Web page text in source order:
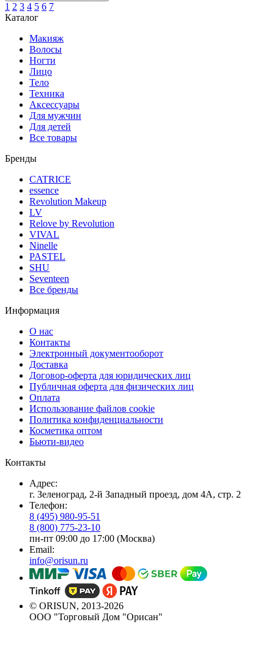
1 2 3 4 5 6 7
Каталог
Макияж
Волосы
Ногти
Лицо
Тело
Техника
Аксессуары
Для мужчин
Для детей
Все товары
Бренды
CATRICE
essence
Revolution Makeup
LV
Relove by Revolution
VIVAL
Ninelle
PASTEL
SHU
Seventeen
Все бренды
Информация
О нас
Контакты
Электронный документооборот
Доставка
Договор-оферта для юридических лиц
Публичная оферта для физических лиц
Оплата
Использование файлов cookie
Политика конфиденциальности
Косметика оптом
Бьюти-видео
Контакты
Адрес:
г. Зеленоград, 2-й Западный проезд, дом 4А, стр. 2
Телефон:
8 (495) 980-95-51
8 (800) 775-23-10
пн-пт 09:00 до 17:00 (Москва)
Email:
info@orisun.ru
© ORISUN, 2013-2026
ООО "Торговый Дом "Орисан"